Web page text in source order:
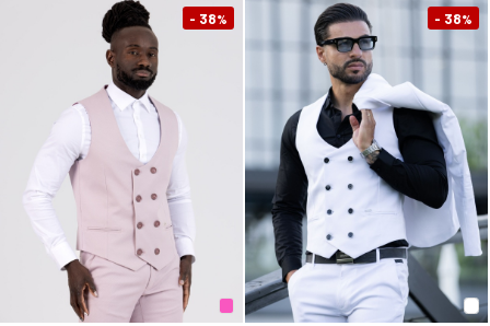
- 38% - 38%